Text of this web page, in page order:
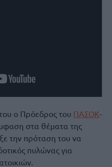
του ο Πρόεδρος του ΠΑΣΟΚ-
στα θέματα της
την πρόταση του να
πυλώνας για